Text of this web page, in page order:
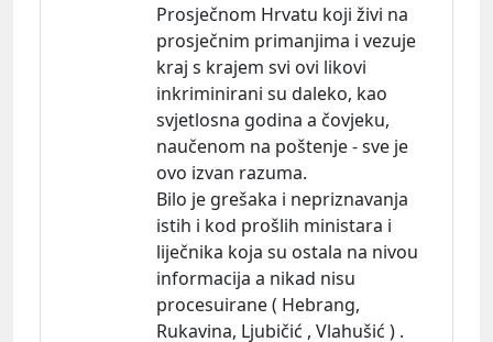
Prosječnom Hrvatu koji živi na
prosječnim primanjima i vezuje
kraj s krajem svi ovi likovi
inkriminirani su daleko, kao
svjetlosna godina a čovjeku,
naučenom na poštenje - sve je
ovo izvan razuma.
Bilo je grešaka i nepriznavanja
istih i kod prošlih ministara i
liječnika koja su ostala na nivou
informacija a nikad nisu
procesuirane ( Hebrang,
Rukavina, Ljubičić , Vlahušić ) .